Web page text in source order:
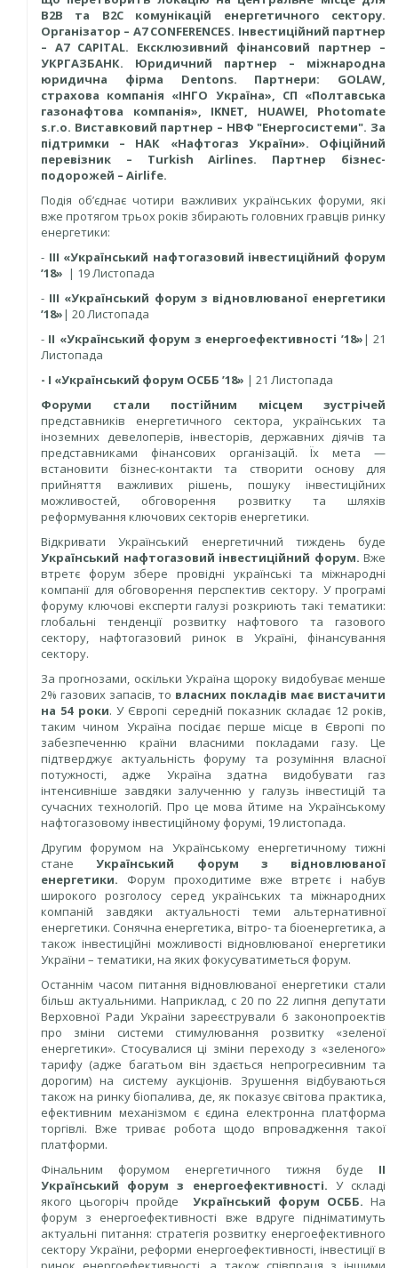
В2В та В2С комунікацій енергетичного сектору.
Організатор – A7 CONFERENCES. Інвестиційний партнер
– A7 CAPITAL. Ексклюзивний фінансовий партнер –
УКРГАЗБАНК. Юридичний партнер – міжнародна
юридична фірма Dentons. Партнери: GOLAW,
страхова компанія «ІНГО Україна», СП «Полтавська
газонафтова компанія», IKNET, HUAWEI, Photomate
s.r.o. Виставковий партнер – НВФ "Енергосистеми". За
підтримки – НАК «Нафтогаз України». Офіційний
перевізник – Turkish Airlines. Партнер бізнес-
подорожей – Airlife.
Подія об’єднає чотири важливих українських форуми, які
вже протягом трьох років збирають головних гравців ринку
енергетики:
- IIІ «Український нафтогазовий інвестиційний форум
’18» | 19 Листопада
- ІІІ «Український форум з відновлюваної енергетики
’18»| 20 Листопада
- ІІ «Український форум з енергоефективності ’18»| 21
Листопада
- І «Український форум ОСББ ’18» | 21 Листопада
Форуми стали постійним місцем зустрічей
представників енергетичного сектора, українських та
іноземних девелоперів, інвесторів, державних діячів та
представниками фінансових організацій. Їх мета —
встановити бізнес-контакти та створити основу для
прийняття важливих рішень, пошуку інвестиційних
можливостей, обговорення розвитку та шляхів
реформування ключових секторів енергетики.
Відкривати Український енергетичний тиждень буде
Український нафтогазовий інвестиційний форум. Вже
втретє форум збере провідні українські та міжнародні
компанії для обговорення перспектив сектору. У програмі
форуму ключові експерти галузі розкриють такі тематики:
глобальні тенденції розвитку нафтового та газового
сектору, нафтогазовий ринок в Україні, фінансування
сектору.
За прогнозами, оскільки Україна щороку видобуває менше
2% газових запасів, то власних покладів має вистачити
на 54 роки. У Європі середній показник складає 12 років,
таким чином Україна посідає перше місце в Європі по
забезпеченню країни власними покладами газу. Це
підтверджує актуальність форуму та розуміння власної
потужності, адже Україна здатна видобувати газ
інтенсивніше завдяки залученню у галузь інвестицій та
сучасних технологій. Про це мова йтиме на Українському
нафтогазовому інвестиційному форумі, 19 листопада.
Другим форумом на Українському енергетичному тижні
стане Український форум з відновлюваної
енергетики. Форум проходитиме вже втретє і набув
широкого розголосу серед українських та міжнародних
компаній завдяки актуальності теми альтернативної
енергетики. Сонячна енергетика, вітро- та біоенергетика, а
також інвестиційні можливості відновлюваної енергетики
України – тематики, на яких фокусуватиметься форум.
Останнім часом питання відновлюваної енергетики стали
більш актуальними. Наприклад, с 20 по 22 липня депутати
Верховної Ради України зареєстрували 6 законопроектів
про зміни системи стимулювання розвитку «зеленої
енергетики». Стосувалися ці зміни переходу з «зеленого»
тарифу (адже багатьом він здається непрогресивним та
дорогим) на систему аукціонів. Зрушення відбуваються
також на ринку біопалива, де, як показує світова практика,
ефективним механізмом є єдина електронна платформа
торгівлі. Вже триває робота щодо впровадження такої
платформи.
Фінальним форумом енергетичного тижня буде ІІ
Український форум з енергоефективності. У складі
якого цьогоріч пройде Український форум ОСББ. На
форум з енергоефективності вже вдруге підніматимуть
актуальні питання: стратегія розвитку енергоефективного
сектору України, реформи енергоефективності, інвестиції в